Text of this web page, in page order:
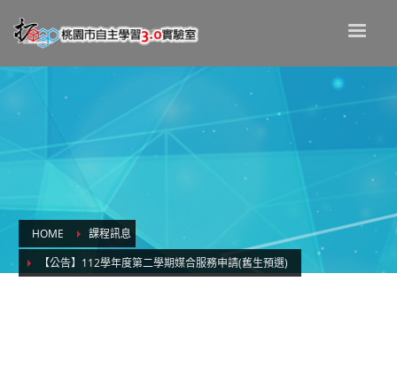
HOME
課程訊息
【公告】112學年度第二學期媒合服務申請(舊生預選)